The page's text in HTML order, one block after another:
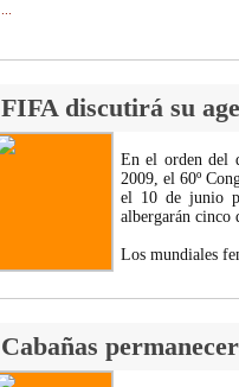
FIFA discutirá su
En el orden del
2009, el 60º
el 10 de junio
albergarán cinco
Los mundiales
Cabañas